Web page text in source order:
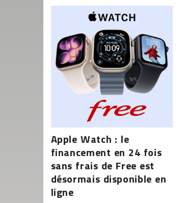
Apple Watch : le
financement en 24 fois
sans frais de Free est
désormais disponible en
ligne